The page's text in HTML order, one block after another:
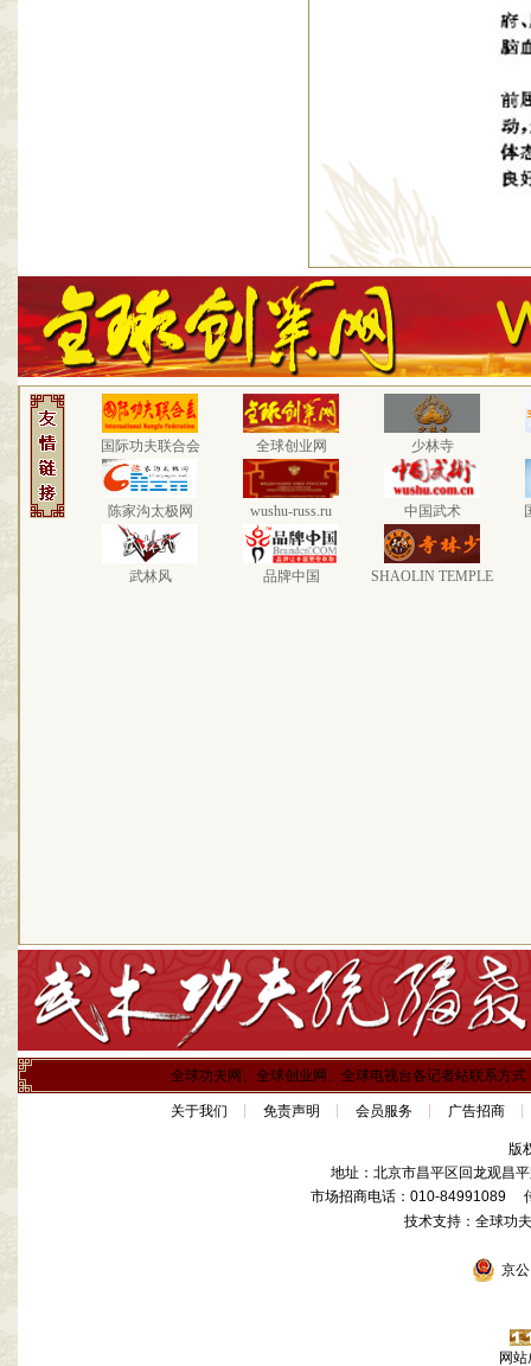
国际功夫联合会 全球创业网 少林寺
陈家沟太极网 wushu-russ.ru 中国武术
武林风 品牌中国 SHAOLIN TEMPLE
全球功夫网、全球创业网、全球电视台各记者站联系方式
关于我们 免责声明 会员服务 广告招商
版
地址：北京市昌平区回龙观昌
市场招商电话：010-84991089
技术支持：全球
京公
网